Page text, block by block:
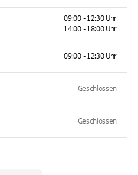
09:00 - 12:30 Uhr
14:00 - 18:00 Uhr
09:00 - 12:30 Uhr
Geschlossen
Geschlossen